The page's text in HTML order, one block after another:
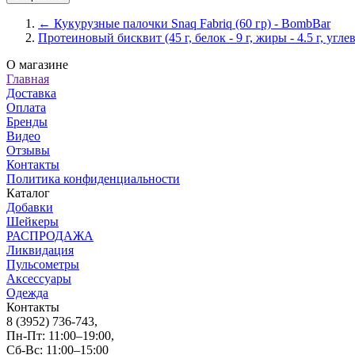
← Кукурузные палочки Snaq Fabriq (60 гр) - BombBar
Протеиновый бисквит (45 г, белок - 9 г, жиры - 4.5 г,
О магазине
Главная
Доставка
Оплата
Бренды
Видео
Отзывы
Контакты
Политика конфиденциальности
Каталог
Добавки
Шейкеры
РАСПРОДАЖА
Ликвидация
Пульсометры
Аксессуары
Одежда
Контакты
8 (3952) 736-743,
Пн-Пт: 11:00–19:00,
Сб-Вс: 11:00–15:00